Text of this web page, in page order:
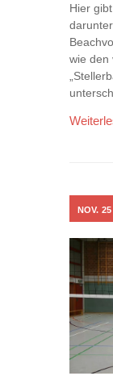
Hier
wie den
NOV. 25